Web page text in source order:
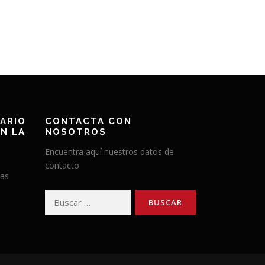
LA
CONTACTA CON
NOSOTROS
Encuentra aquí nuestros datos de
contacto